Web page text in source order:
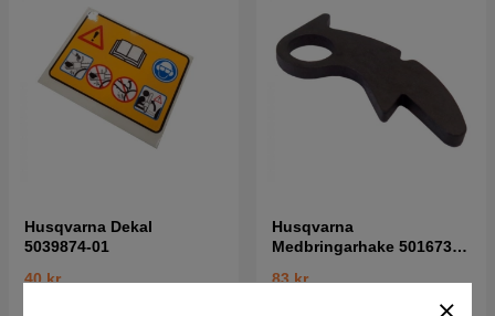
Husqvarna Dekal
5039874-01
40 kr
Husqvarna
Medbringarhake 5016732-
83 kr